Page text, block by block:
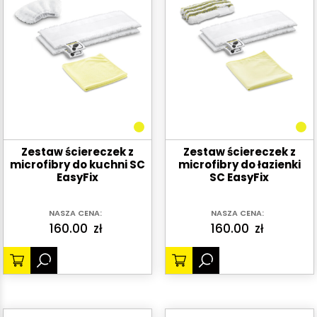
Zestaw ściereczek z
microfibry do kuchni SC
EasyFix
NASZA CENA:
160.00 zł
Zestaw ściereczek z
microfibry do łazienki
SC EasyFix
NASZA CENA:
160.00 zł